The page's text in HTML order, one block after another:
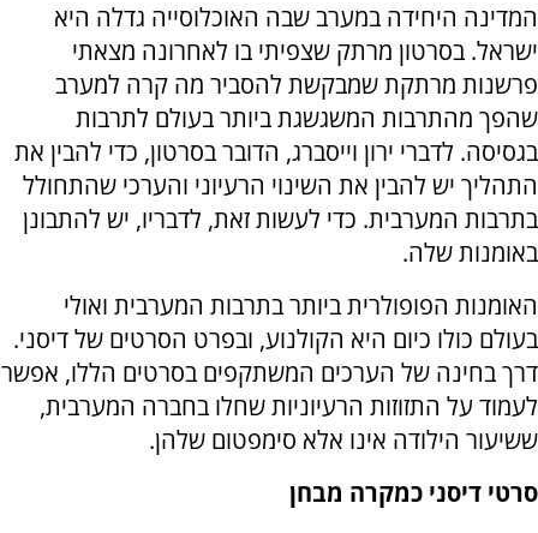
המדינה היחידה במערב שבה האוכלוסייה גדלה היא
ישראל. בסרטון מרתק שצפיתי בו לאחרונה מצאתי
פרשנות מרתקת שמבקשת להסביר מה קרה למערב
שהפך מהתרבות המשגשגת ביותר בעולם לתרבות
בגסיסה. לדברי ירון וייסברג, הדובר בסרטון, כדי להבין את
התהליך יש להבין את השינוי הרעיוני והערכי שהתחולל
בתרבות המערבית. כדי לעשות זאת, לדבריו, יש להתבונן
באומנות שלה.
האומנות הפופולרית ביותר בתרבות המערבית ואולי
בעולם כולו כיום היא הקולנוע, ובפרט הסרטים של דיסני.
דרך בחינה של הערכים המשתקפים בסרטים הללו, אפשר
לעמוד על התזוזות הרעיוניות שחלו בחברה המערבית,
ששיעור הילודה אינו אלא סימפטום שלהן.
סרטי דיסני כמקרה מבחן